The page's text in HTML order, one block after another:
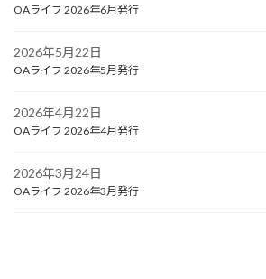
OAライフ 2026年6月発行
2026年5月22日
OAライフ 2026年5月発行
2026年4月22日
OAライフ 2026年4月発行
2026年3月24日
OAライフ 2026年3月発行